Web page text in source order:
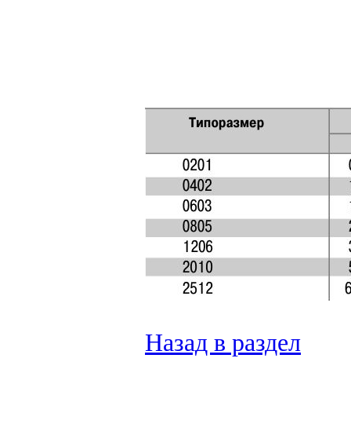
Назад в раздел